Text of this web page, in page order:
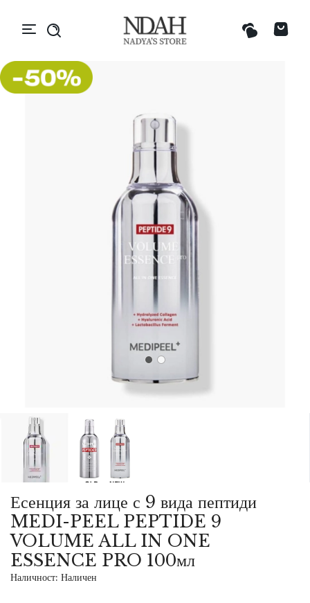
Есенция за лице с 9 вида пептиди
MEDI-PEEL PEPTIDE 9
VOLUME ALL IN ONE
ESSENCE PRO 100мл
Наличност: Наличен